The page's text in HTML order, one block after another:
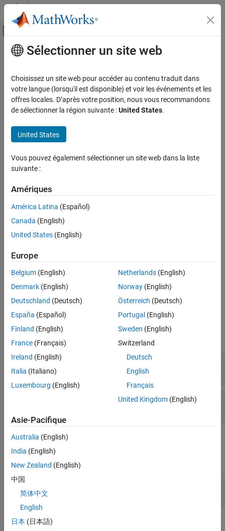
Passer au contenu
Activer/désactiver l'affichage du menu
Accueil de la documentation
Simulink Test
getOutputTrigger
ON THIS PAGE
Syntax
Input Arguments
Examples
See Also
Contenu principal
getOutputTrigger
Class:sltest.testmanager.TestCase
Namespace:sltest.testmanager
Since R2023a
expand all in page
ot = getOutputTrigger(tc)
Description
ot= getOutputTrigger(
sltest.testmanager.OutputTrigger
case use the same output trigger object.
ot= getOutputTrigger( simIndex)returns an
sltest.testmanager.OutputTriggerobject for the specified
simulation of an equivalence test case.
Input Arguments
tc—Test case
sltest.testmanager.TestCase
Simulation index
Output Arguments
sltest.testmanager.OutputTrigger
Examples
Sélectionner un site web
Choisissez un site web pour accéder au contenu traduit dans
votre langue (lorsqu'il est disponible) et voir les événements et les
offres locales. D’après votre position, nous vous recommandons
de sélectionner la région suivante :United States.
United States
Vous pouvez également sélectionner un site web dans la liste
suivante :
Amériques
América Latina (Español)
Canada (English)
United States (English)
Europe
Belgium (English)
Denmark (English)
Deutschland (Deutsch)
España (Español)
Finland (English)
France (Français)
Ireland (English)
Italia (Italiano)
Luxembourg (English)
Netherlands(English)
Norway(English)
Österreich (Deutsch)
Portugal (English)
Sweden (English)
Switzerland
Deutsch
English
Français
United Kingdom(English)
Asie-Pacifique
Australia (English)
India (English)
New Zealand (English)
中国
简体中文
English
日本 (日本語)